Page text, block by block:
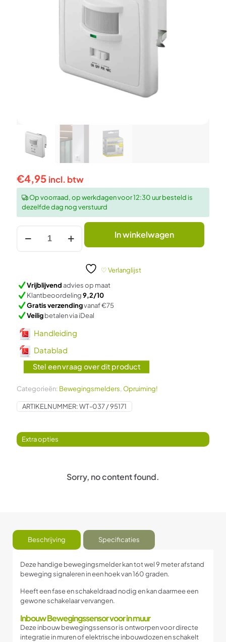
€4,95 incl. btw
Op voorraad, op werkdagen voor 12:30 uur besteld is
dezelfde dag nog verstuurd
Inbouw
Bewegingssensor
voor
In winkelwagen
♡ Verlanglijst
Vrijblijvendadvies op maat
Klantbeoordeling9,2/10
Gratis verzendingvanaf €75
Veiligbetalen via iDeal
Handleiding
Datablad
Stel een vraag over dit product
Categorieën: Bewegingsmelders,Opruiming!
ARTIKELNUMMER:WT-037 / 95171
Sorry, no content found.
Beschrijving Specificaties
Deze handige bewegingsmelder kan tot wel 9 meter afstand
beweging signaleren in een hoek van 160 graden.
Heeft een fase en schakeldraad nodig en kan daarmee een
gewone schakelaar vervangen.
Inbouw Bewegingssensor voor in muur
Deze inbouw bewegingssensor is ontworpen voor directe
integratie in muren of elektrische inbouwdozen en schakelt